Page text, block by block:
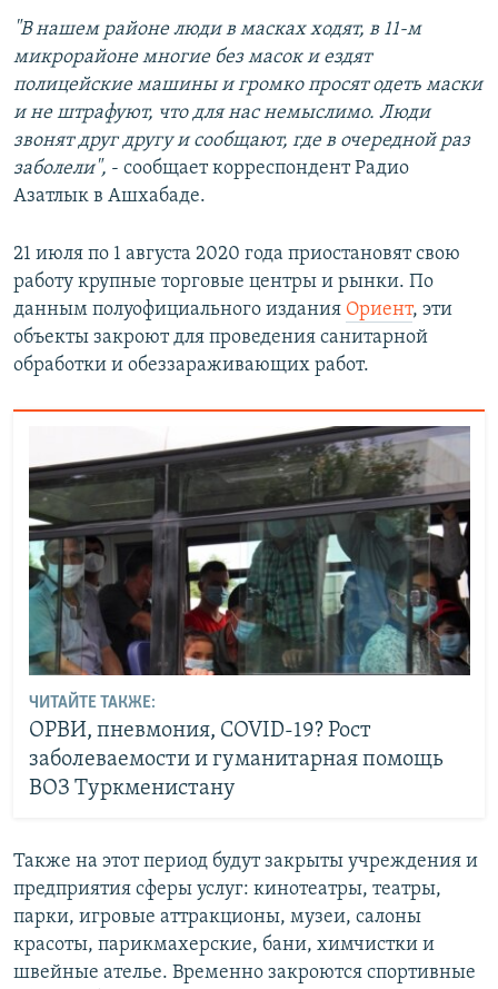
"В нашем районе люди в масках ходят, в 11-м
микрорайоне многие без масок и ездят
полицейские машины и громко просят одеть маски
и не штрафуют, что для нас немыслимо. Люди
звонят друг другу и сообщают, где в очередной раз
заболели", - сообщает корреспондент Радио
Азатлык в Ашхабаде.
21 июля по 1 августа 2020 года приостановят свою
работу крупные торговые центры и рынки. По
данным полуофициального издания Ориент, эти
объекты закроют для проведения санитарной
обработки и обеззараживающих работ.
ЧИТАЙТЕ ТАКЖЕ:
ОРВИ, пневмония, COVID-19? Рост
заболеваемости и гуманитарная помощь
ВОЗ Туркменистану
Также на этот период будут закрыты учреждения и
предприятия сферы услуг: кинотеатры, театры,
парки, игровые аттракционы, музеи, салоны
красоты, парикмахерские, бани, химчистки и
швейные ателье. Временно закроются спортивные